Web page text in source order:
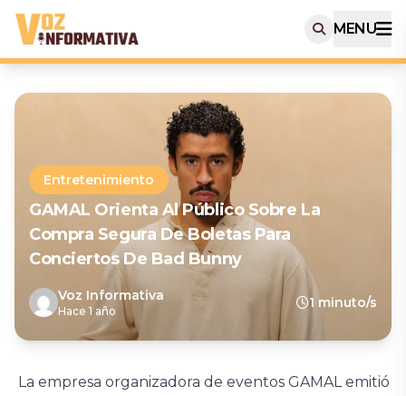
MENU
Entretenimiento
GAMAL Orienta Al Público Sobre La
Compra Segura De Boletas Para
Conciertos De Bad Bunny
Voz Informativa
Hace 1 año
1 minuto/s
La empresa organizadora de eventos GAMAL emitió